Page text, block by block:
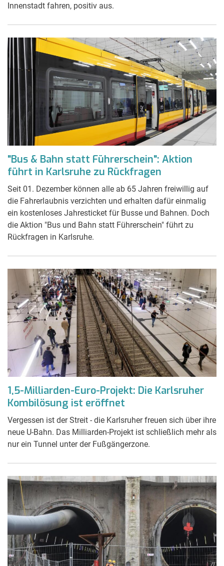
Innenstadt fahren, positiv aus.
"Bus & Bahn statt Führerschein": Aktion
führt in Karlsruhe zu Rückfragen
Seit 01. Dezember können alle ab 65 Jahren freiwillig auf
die Fahrerlaubnis verzichten und erhalten dafür einmalig
ein kostenloses Jahresticket für Busse und Bahnen. Doch
die Aktion "Bus und Bahn statt Führerschein" führt zu
Rückfragen in Karlsruhe.
1,5-Milliarden-Euro-Projekt: Die Karlsruher
Kombilösung ist eröffnet
Vergessen ist der Streit - die Karlsruher freuen sich über ihre
neue U-Bahn. Das Milliarden-Projekt ist schließlich mehr als
nur ein Tunnel unter der Fußgängerzone.